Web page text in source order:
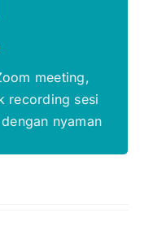
meeting,
recording sesi
nyaman